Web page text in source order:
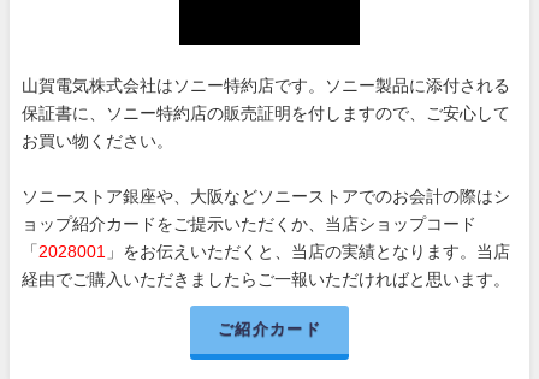
山賀電気株式会社はソニー特約店です。ソニー製品に添付される
保証書に、ソニー特約店の販売証明を付しますので、ご安心して
お買い物ください。
ソニーストア銀座や、大阪などソニーストアでのお会計の際はシ
ョップ紹介カードをご提示いただくか、当店ショップコード
「 2028001 」をお伝えいただくと、当店の実績となります。当店
経由でご購入いただきましたらご一報いただければと思います。
ご紹介カード